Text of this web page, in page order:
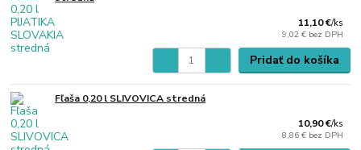
11,10 €/ks
9,02 € bez DPH
Pridať do košíka
Fľaša 0,20 l SLIVOVICA stredná
10,90 €/ks
8,86 € bez DPH